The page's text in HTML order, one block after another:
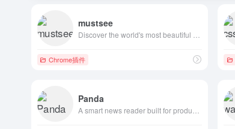
mustsee
Chrome插件
Panda